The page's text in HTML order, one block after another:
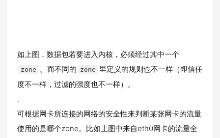
如上图，数据包若要进入内核，必须经过其中一个
zone 。而不同的 zone 里定义的规则也不一样（即信任
度不一样，过滤的强度也不一样）。
.
可根据网卡所连接的网络的安全性来判断某张网卡的流量
使用的是哪个zone。比如上图中来自eth0网卡的流量全